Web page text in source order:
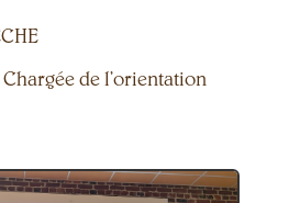
de l’orientation